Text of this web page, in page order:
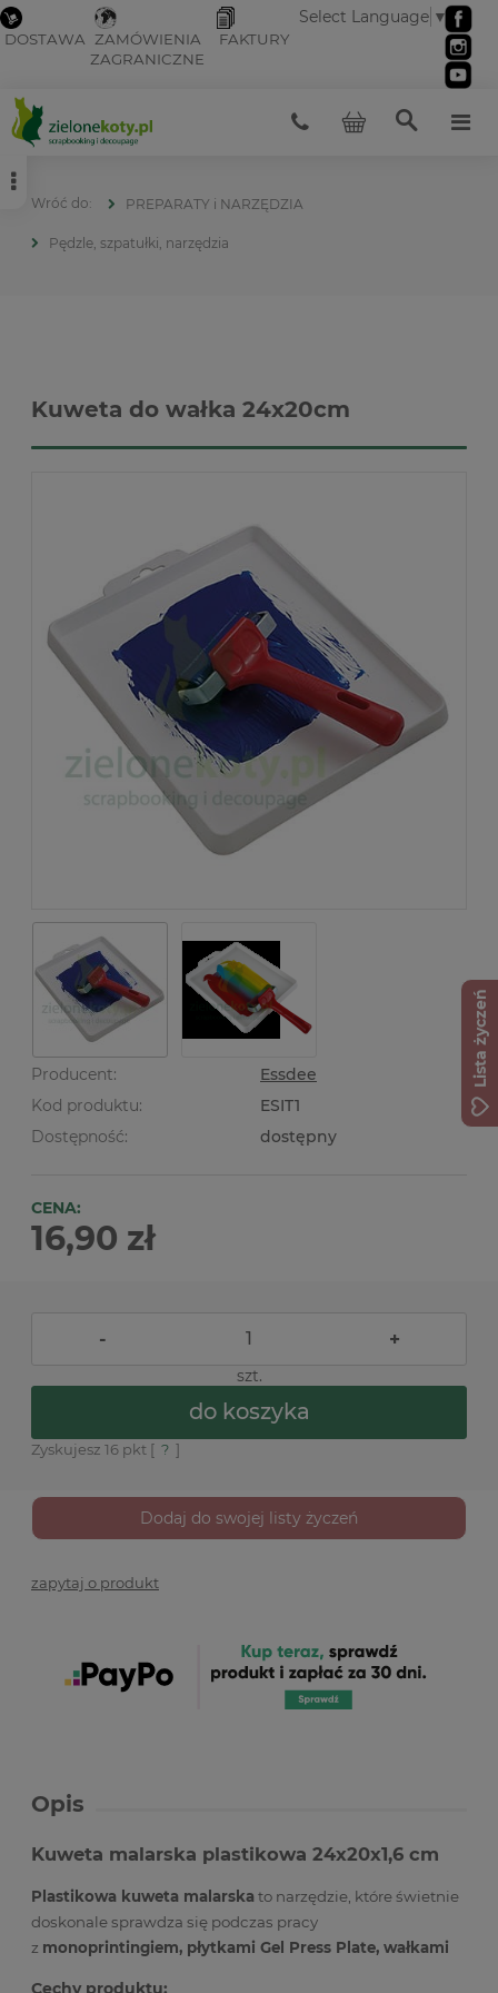
DOSTAWA ZAMÓWIENIA
ZAGRANICZNE
FAKTURY
Select Language ▼
PREPARATY i NARZĘDZIA
Pędzle, szpatułki, narzędzia
Kuweta do wałka 24x20cm
Producent:
Essdee
Kod produktu:
ESIT1
Dostępność:
dostępny
CENA:
16,90 zł
- +
szt.
do koszyka
Zyskujesz 16 pkt [ ? ]
Dodaj do swojej listy życzeń
zapytaj o produkt
Opis
Kuweta malarska plastikowa 24x20x1,6 cm
Plastikowa kuweta malarska to narzędzie, które świetnie
doskonale sprawdza się podczas pracy
z monoprintingiem, płytkami Gel Press Plate, wałkami
Cechy produktu:
Lista życzeń